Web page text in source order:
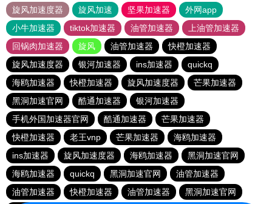
旋风加速度器
旋风加速 坚果加速器
外网app
小牛加速器
tiktok加速器 油管加速器
上油管加速器
回锅肉加速器
旋风 油管加速器
快橙加速器
旋风加速度器
银河加速器 ins加速器
quickq
海鸥加速器
快橙加速器 旋风加速度器
芒果加速器
黑洞加速官网
酷通加速器
银河加速器
手机外国加速器官网
酷通加速器
芒果加速器
快橙加速器
老王vnp 芒果加速器
海鸥加速器
ins加速器
旋风加速度器 海鸥加速器
黑洞加速官网
海鸥加速器
quickq 黑洞加速官网
油管加速器
油管加速器
快橙加速器 油管加速器 黑洞加速官网